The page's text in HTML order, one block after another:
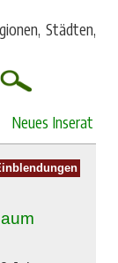
Städten,
Neues Inserat